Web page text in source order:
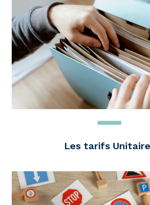
Les tarifs